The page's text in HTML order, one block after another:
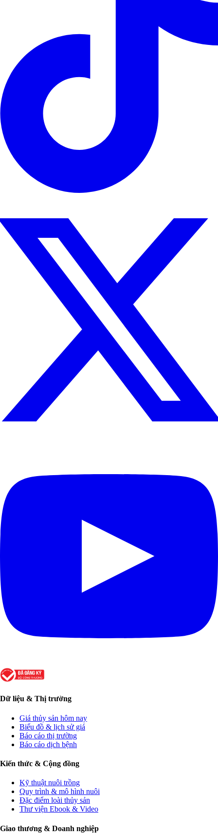
Dữ liệu & Thị trường
Giá thủy sản hôm nay
Biểu đồ & lịch sử giá
Báo cáo thị trường
Báo cáo dịch bệnh
Kiến thức & Cộng đồng
Kỹ thuật nuôi trồng
Quy trình & mô hình nuôi
Đặc điểm loài thủy sản
Thư viện Ebook & Video
Giao thương & Doanh nghiệp